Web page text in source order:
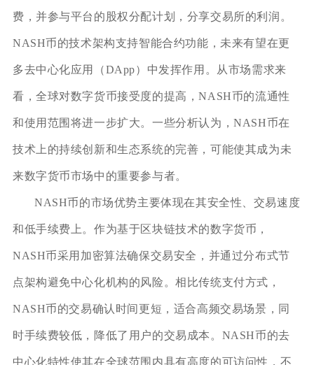
费，并参与平台的股权分配计划，分享交易所的利润。
NASH币的技术架构支持智能合约功能，未来有望在更
多去中心化应用（DApp）中发挥作用。从市场需求来
看，全球对数字货币接受度的提高，NASH币的流通性
和使用范围将进一步扩大。一些分析认为，NASH币在
技术上的持续创新和生态系统的完善，可能使其成为未
来数字货币市场中的重要参与者。
NASH币的市场优势主要体现在其安全性、交易速度
和低手续费上。作为基于区块链技术的数字货币，
NASH币采用加密算法确保交易安全，并通过分布式节
点架构避免中心化机构的风险。相比传统支付方式，
NASH币的交易确认时间更短，适合高频交易场景，同
时手续费较低，降低了用户的交易成本。NASH币的去
中心化特性使其在全球范围内具有高度的可访问性，不